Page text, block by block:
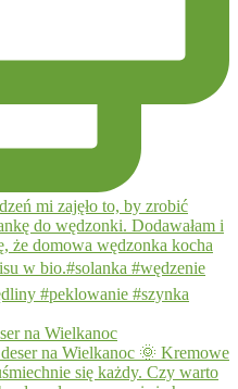
na Wielkanoc